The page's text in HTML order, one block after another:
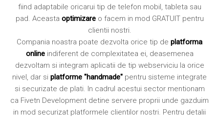
fiind adaptabile oricarui tip de telefon mobil, tableta sau
pad. Aceasta optimizareo facem in mod GRATUIT pentru
clientii nostri.
Compania noastra poate dezvolta orice tip de platforma
onlineindiferent de complexitatea ei, deasemenea
dezvoltam si integram aplicatii de tip webserviciu la orice
nivel, dar si platforme "handmade" pentru sisteme integrate
si securizate de plati. In cadrul acestui sector mentionam
ca Fivetn Development detine servere proprii unde gazduim
in mod securizat platformele clientilor nostri. Pentru detalii